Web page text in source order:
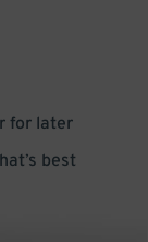
for later
best